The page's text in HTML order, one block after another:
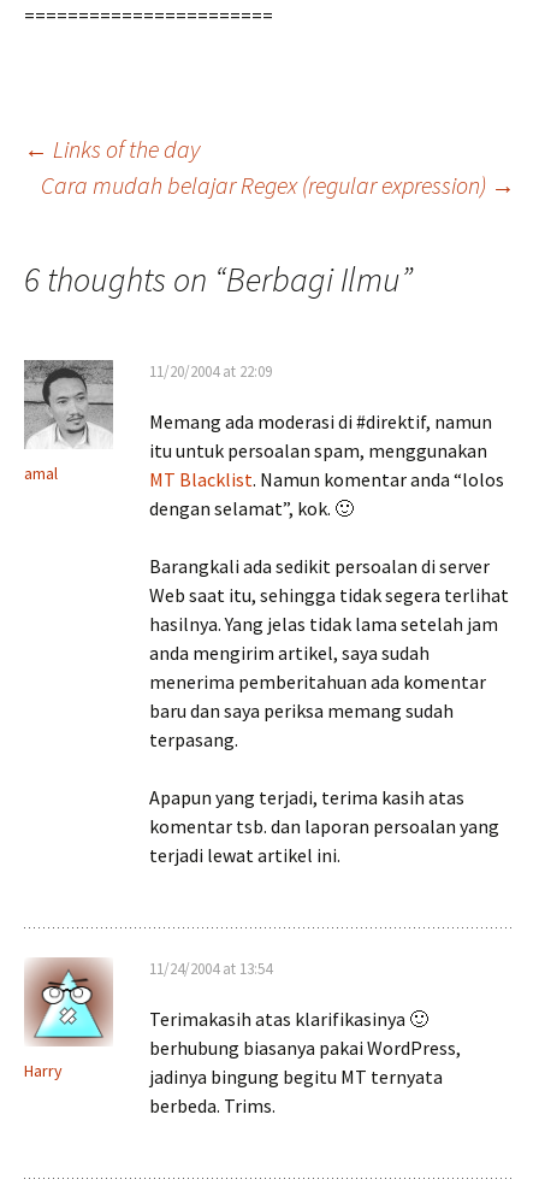
=======================
Post
← Links of the day
Cara mudah belajar Regex (regular expression) →
6 thoughts on “Berbagi Ilmu”
amal
11/20/2004 at 22:09
Memang ada moderasi di #direktif, namun
itu untuk persoalan spam, menggunakan
MT Blacklist. Namun komentar anda “lolos
dengan selamat”, kok. 🙂
Barangkali ada sedikit persoalan di server
Web saat itu, sehingga tidak segera terlihat
hasilnya. Yang jelas tidak lama setelah jam
anda mengirim artikel, saya sudah
menerima pemberitahuan ada komentar
baru dan saya periksa memang sudah
terpasang.
Apapun yang terjadi, terima kasih atas
komentar tsb. dan laporan persoalan yang
terjadi lewat artikel ini.
Harry
11/24/2004 at 13:54
Terimakasih atas klarifikasinya 🙂
berhubung biasanya pakai WordPress,
jadinya bingung begitu MT ternyata
berbeda. Trims.